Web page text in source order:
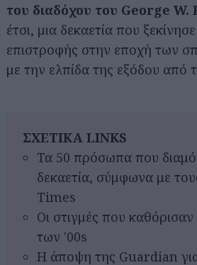
του διαδόχου του George W.
έτσι, μια δεκαετία που
επιστροφής στην εποχή των
με την ελπίδα της εξόδου από
ΣΧΕΤΙΚΑ LINKS
Τα 50 πρόσωπα που
δεκαετία, σύμφωνα με
Times
Οι στιγμές που
των '00s
Η άποψη της Guardian